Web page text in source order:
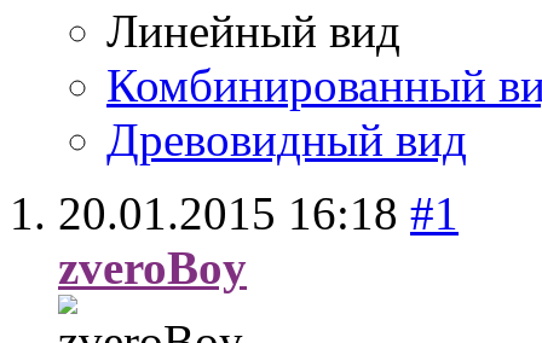
Линейный вид
Комбинированный
Древовидный вид
20.01.2015 16:18 #1
zveroBoy